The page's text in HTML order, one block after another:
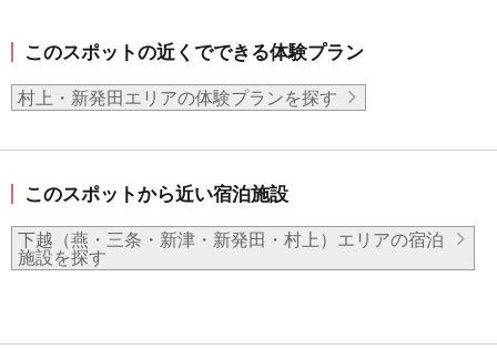
このスポットの近くでできる体験プラン
村上・新発田エリアの体験プランを探す
このスポットから近い宿泊施設
下越（燕・三条・新津・新発田・村上）エリアの宿泊
施設を探す